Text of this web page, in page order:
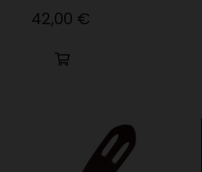
Precio
42,00 €